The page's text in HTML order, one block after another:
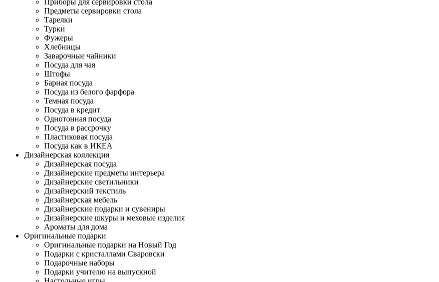
Приборы для сервировки стола
Предметы сервировки стола
Тарелки
Турки
Фужеры
Хлебницы
Заварочные чайники
Посуда для чая
Штофы
Барная посуда
Посуда из белого фарфора
Темная посуда
Посуда в кредит
Однотонная посуда
Посуда в рассрочку
Пластиковая посуда
Посуда как в ИКЕА
Дизайнерская коллекция
Дизайнерская посуда
Дизайнерские предметы интерьера
Дизайнерские светильники
Дизайнерский текстиль
Дизайнерская мебель
Дизайнерские подарки и сувениры
Дизайнерские шкуры и меховые изделия
Ароматы для дома
Оригинальные подарки
Оригинальные подарки на Новый Год
Подарки с кристаллами Сваровски
Подарочные наборы
Подарки учителю на выпускной